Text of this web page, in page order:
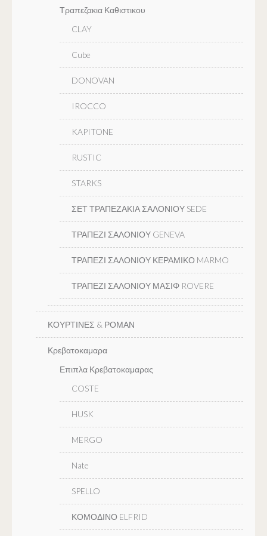
Τραπεζακια Καθιστικου
CLAY
Cube
DONOVAN
IROCCO
KAPITONE
RUSTIC
STARKS
ΣΕΤ ΤΡΑΠΕΖΑΚΙΑ ΣΑΛΟΝΙΟΥ SEDE
ΤΡΑΠΕΖΙ ΣΑΛΟΝΙΟΥ GENEVA
ΤΡΑΠΕΖΙ ΣΑΛΟΝΙΟΥ ΚΕΡΑΜΙΚΟ MARMO
ΤΡΑΠΕΖΙ ΣΑΛΟΝΙΟΥ ΜΑΣΙΦ ROVERE
ΚΟΥΡΤΙΝΕΣ & ΡΟΜΑΝ
Κρεβατοκαμαρα
Επιπλα Κρεβατοκαμαρας
COSTE
HUSK
MERGO
Nate
SPELLO
ΚΟΜΟΔΙΝΟ ELFRID